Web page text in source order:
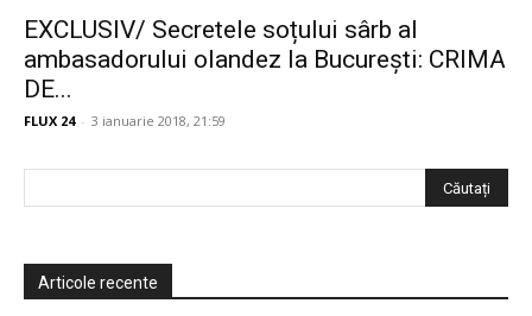
EXCLUSIV/ Secretele soțului sârb al
ambasadorului olandez la București: CRIMA
DE...
FLUX 24 - 3 ianuarie 2018, 21:59
Articole recente